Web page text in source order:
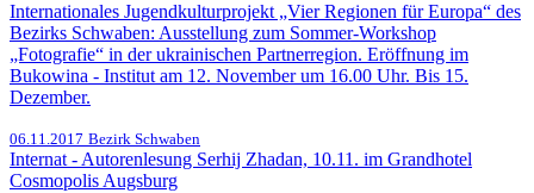
Internationales Jugendkulturprojekt „Vier Regionen für Europa“ des
Bezirks Schwaben: Ausstellung zum Sommer-Workshop
„Fotografie“ in der ukrainischen Partnerregion. Eröffnung im
Bukowina - Institut am 12. November um 16.00 Uhr. Bis 15.
Dezember.
06.11.2017 Bezirk Schwaben
Internat - Autorenlesung Serhij Zhadan, 10.11. im Grandhotel
Cosmopolis Augsburg